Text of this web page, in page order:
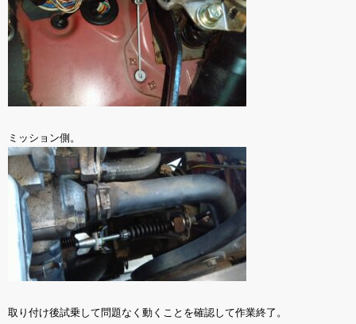
ミッション側。
取り付け後試乗して問題なく動くことを確認して作業終了。